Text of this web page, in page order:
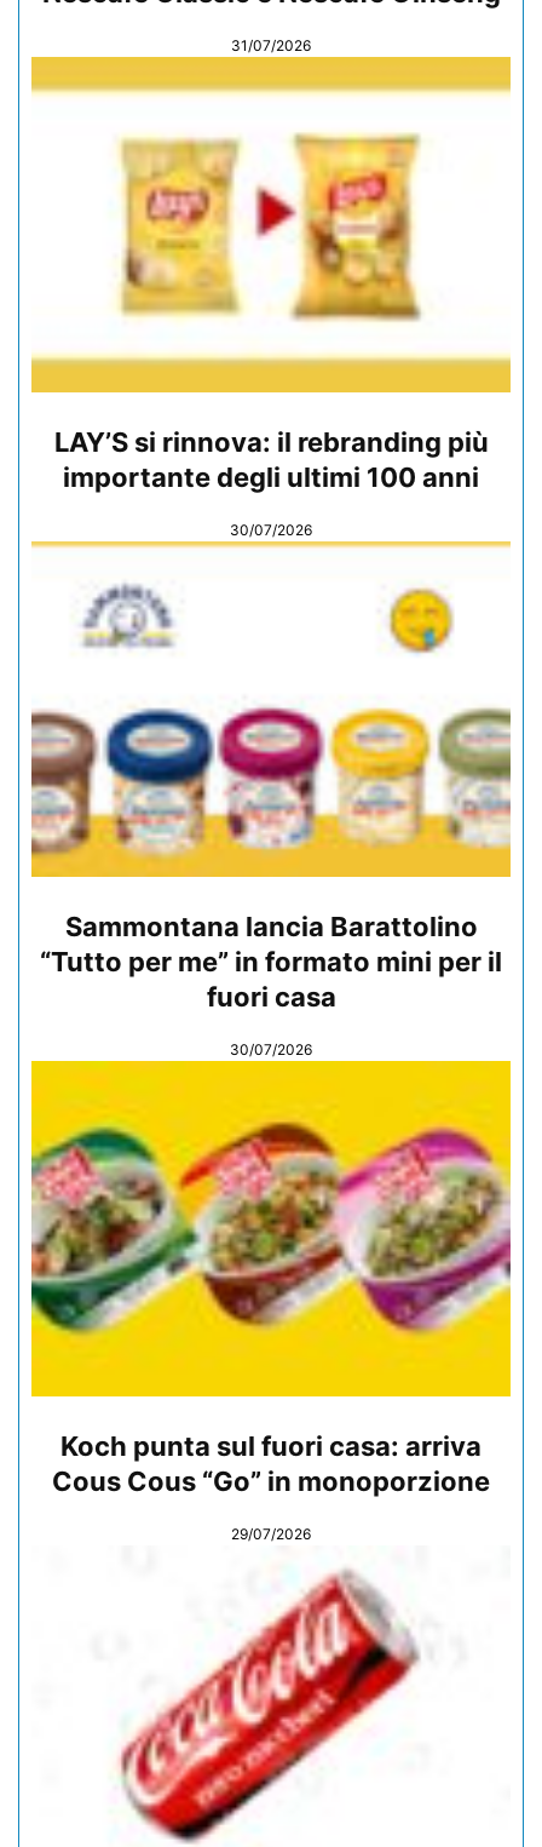
31/07/2026
LAY’S si rinnova: il rebranding più
importante degli ultimi 100 anni
30/07/2026
Sammontana lancia Barattolino
“Tutto per me” in formato mini per il
fuori casa
30/07/2026
Koch punta sul fuori casa: arriva
Cous Cous “Go” in monoporzione
29/07/2026